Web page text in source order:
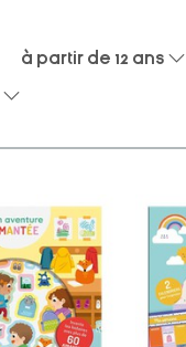
à partir de 12 ans